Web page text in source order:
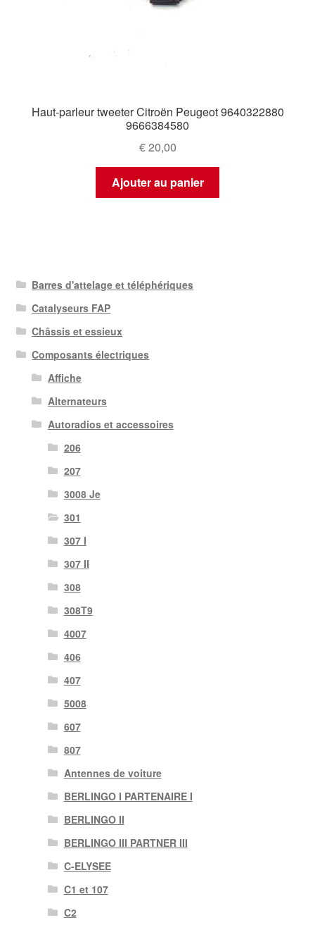
Haut-parleur tweeter Citroën Peugeot 9640322880
9666384580
€20,00
Ajouter au panier
Barres d'attelage et téléphériques
Catalyseurs FAP
Châssis et essieux
Composants électriques
Affiche
Alternateurs
Autoradios et accessoires
206
207
3008 Je
301
307 I
307 II
308
308T9
4007
406
407
5008
607
807
Antennes de voiture
BERLINGO I PARTENAIRE I
BERLINGO II
BERLINGO III PARTNER III
C-ELYSEE
C1 et 107
C2